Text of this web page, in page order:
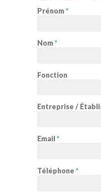
Prénom*
Nom*
Fonction
Entreprise /
Email*
Téléphone *